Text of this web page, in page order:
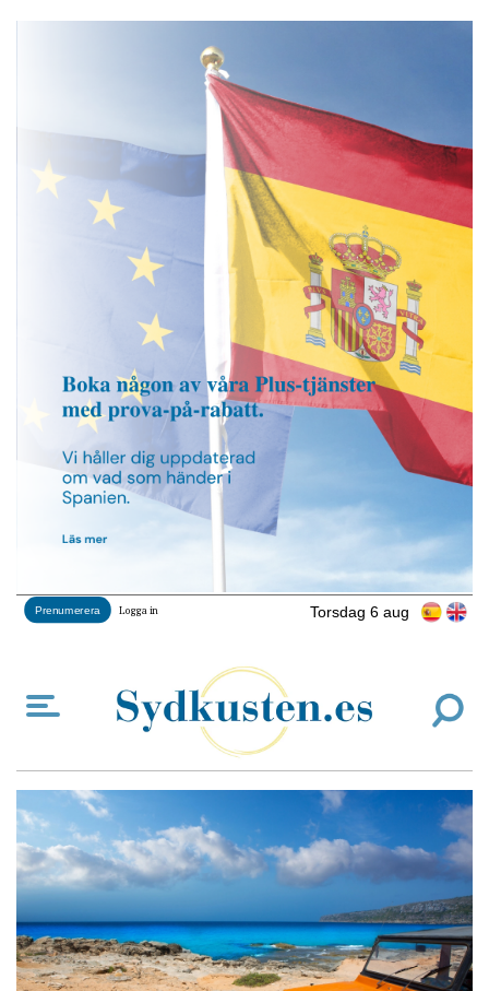
Torsdag 6 aug
Prenumerera Logga in